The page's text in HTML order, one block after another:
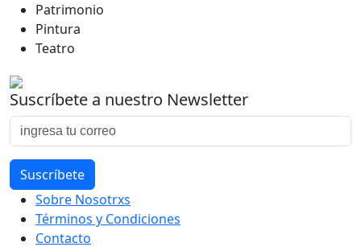
Patrimonio
Pintura
Teatro
Suscríbete a nuestro Newsletter
Sobre Nosotrxs
Términos y Condiciones
Contacto